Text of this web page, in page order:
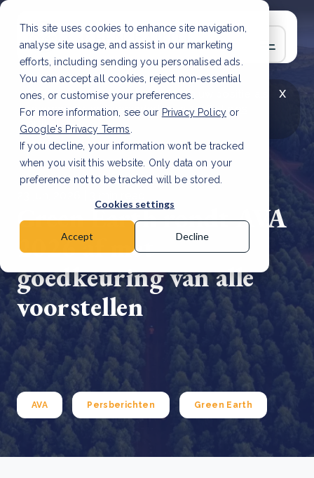
This site uses cookies to enhance site navigation,
analyse site usage, and assist in our marketing
efforts, including sending you personalised ads.
You can accept all cookies, reject non-essential
ones, or customise your preferences.
For more information, see our Privacy Policy or
Google's Privacy Terms
If you decline, your information won’t be tracked
when you visit this website. Only data on your
preference not to be tracked will be stored.
Cookies settings
Accept Decline
x
LAATSTE ARTIKEL
CSRD en uw positie als
leverancier: wat verandert er in 2026?Lees
artikel
Green Earth rondt AVA
2026 af met
goedkeuring van alle
voorstellen
AVA Persberichten Green Earth